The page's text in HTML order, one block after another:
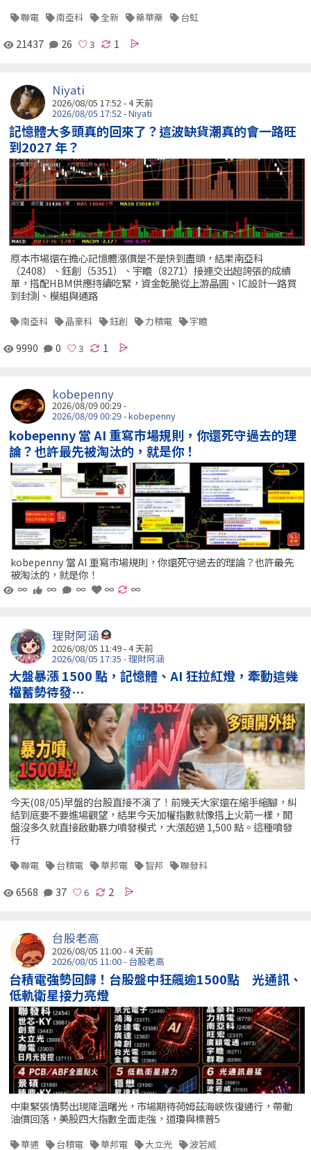
聯電 南亞科 全新 藥華藥 台虹
21437 26 1
Niyati
2026/08/05 17:52 - 4 天前
2026/08/05 17:52 - Niyati
記憶體大多頭真的回來了？這波缺貨潮真的會一路旺
到2027 年？
原本市場還在擔心記憶體漲價是不是快到盡頭，結果南亞科
（2408）、鈺創（5351）、宇瞻（8271）接連交出超誇張的成績
單，搭配HBM供應持續吃緊，資金乾脆從上游晶圓、IC設計一路買
到封測、模組與通路
南亞科 晶豪科 鈺創 力積電 宇瞻
9990 0 1
kobepenny
2026/08/09 00:29 -
2026/08/09 00:29 - kobepenny
kobepenny 當 AI 重寫市場規則，你還死守過去的理
論？也許最先被淘汰的，就是你！
kobepenny 當 AI 重寫市場規則，你還死守過去的理論？也許最先
被淘汰的，就是你！
∞
∞ ∞ ∞ ∞
理財阿涵
2026/08/05 11:49 - 4 天前
2026/08/05 17:35 - 理財阿涵
大盤暴漲 1500 點，記憶體、AI 狂拉紅燈，牽動這幾
檔蓄勢待發…
今天(08/05)早盤的台股直接不演了！前幾天大家還在縮手縮腳，糾
結到底要不要進場觀望，結果今天加權指數就像搭上火箭一樣，開
盤沒多久就直接啟動暴力噴發模式，大漲超過 1,500 點。這種噴發
行
聯電 台積電 華邦電 智邦 聯發科
6568 37 2
台股老高
2026/08/05 11:00 - 4 天前
2026/08/05 11:00 - 台股老高
台積電強勢回歸！台股盤中狂飆逾1500點 光通訊、
低軌衛星接力亮燈
中東緊張情勢出現降溫曙光，市場期待荷姆茲海峽恢復通行，帶動
油價回落，美股四大指數全面走強，道瓊與標普5
華通 台積電 華邦電 大立光 波若威